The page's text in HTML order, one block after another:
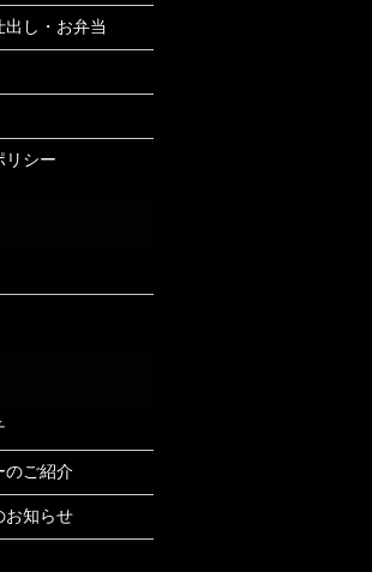
出し・お弁当
リシー
のご紹介
お知らせ